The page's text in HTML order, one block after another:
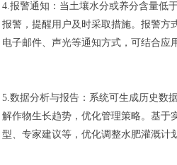
4.报警通知：当土壤水分或养分含量低
报警，提醒用户及时采取措施。报警方
电子邮件、声光等通知方式，可结合应
5.数据分析与报告：系统可生成历史数
解作物生长趋势，优化管理策略。基于
型、专家建议等，优化调整水肥灌溉计划